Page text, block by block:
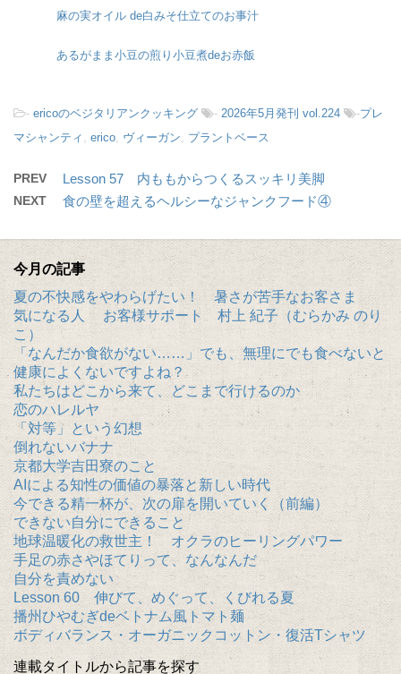
麻の実オイル de白みそ仕立てのお事汁
あるがまま小豆の煎り小豆煮deお赤飯
- ericoのベジタリアンクッキング - 2026年5月発刊 vol.224 -プレ
マシャンティ , erico, ヴィーガン, プラントベース
PREV Lesson 57 内ももからつくるスッキリ美脚
NEXT 食の壁を超えるヘルシーなジャンクフード④
今月の記事
夏の不快感をやわらげたい！ 暑さが苦手なお客さま
気になる人 お客様サポート 村上 紀子（むらかみ のり
こ）
「なんだか食欲がない……」でも、無理にでも食べないと
健康によくないですよね？
私たちはどこから来て、どこまで行けるのか
恋のハレルヤ
「対等」という幻想
倒れないバナナ
京都大学吉田寮のこと
AIによる知性の価値の暴落と新しい時代
今できる精一杯が、次の扉を開いていく（前編）
できない自分にできること
地球温暖化の救世主！ オクラのヒーリングパワー
手足の赤さやほてりって、なんなんだ
自分を責めない
Lesson 60 伸びて、めぐって、くびれる夏
播州ひやむぎdeベトナム風トマト麺
ボディバランス・オーガニックコットン・復活Tシャツ
連載タイトルから記事を探す